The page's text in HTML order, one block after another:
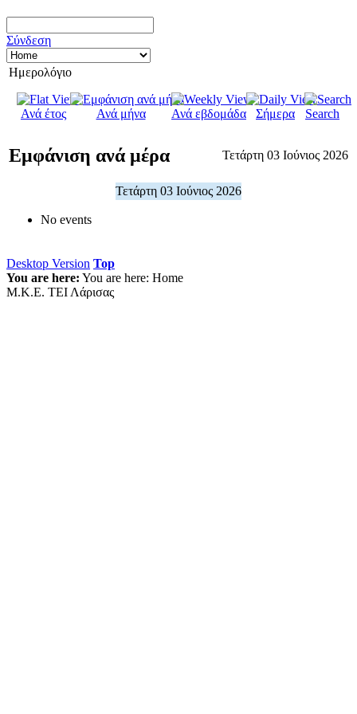
Σύνδεση
Ημερολόγιο
Ανά έτος Ανά μήνα Ανά εβδομάδα Σήμερα Search
Εμφάνιση ανά μέρα Τετάρτη 03 Ιούνιος 2026
Τετάρτη 03 Ιούνιος 2026
No events
Desktop Version Top
You are here: You are here: Home
Μ.Κ.Ε. ΤΕΙ Λάρισας